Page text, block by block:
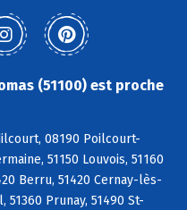
(51100) est proche
08190 Poilcourt-
51150 Louvois, 51160
Berru, 51420 Cernay-lès-
51360 Prunay, 51490 St-